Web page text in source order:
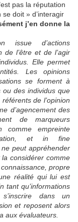
pas la réputation
se doit » d’interagir
j’en donne la
issue d’actions
de l’être et de l’agir
Elle permet
Les opinions
se forment à
ou des individus que
de l’opinion
d’agencement des
de marqueurs
comme empreinte
et in fine
ne peut appréhender
considérer comme
propre
réalité qui lui est
tant qu’informations
dans un
et reposent alors
aux évaluateurs.